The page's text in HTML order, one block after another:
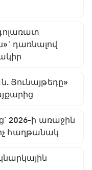
դառնալով
Յունայթեդը»
2026-ի առաջին
հաղթանակ